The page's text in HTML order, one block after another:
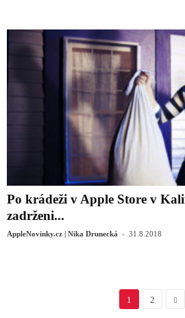
Po krádeži v Apple Store v
zadrženi...
AppleNovinky.cz | Nika Drunecká - 31.8.2018
1 2